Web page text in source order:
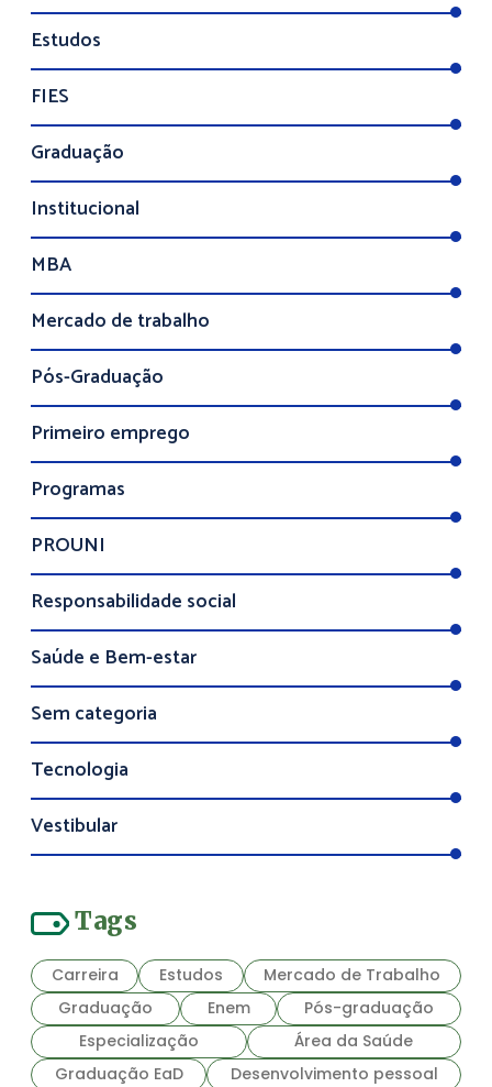
Estudos
FIES
Graduação
Institucional
MBA
Mercado de trabalho
Pós-Graduação
Primeiro emprego
Programas
PROUNI
Responsabilidade social
Saúde e Bem-estar
Sem categoria
Tecnologia
Vestibular
Tags
Carreira Estudos
Mercado de Trabalho
Graduação
Enem
Pós-graduação
Especialização
Área da Saúde
Graduação EaD
Desenvolvimento pessoal